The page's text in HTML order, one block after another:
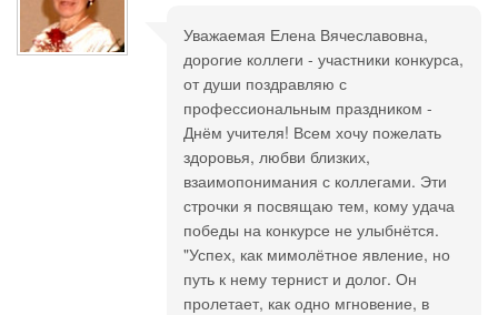
Уважаемая Елена Вячеславовна,
дорогие коллеги - участники конкурса,
от души поздравляю с
профессиональным праздником -
Днём учителя! Всем хочу пожелать
здоровья, любви близких,
взаимопонимания с коллегами. Эти
строчки я посвящаю тем, кому удача
победы на конкурсе не улыбнётся.
"Успех, как мимолётное явление, но
путь к нему тернист и долог. Он
пролетает, как одно мгновение, в